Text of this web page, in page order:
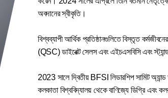
অবদানের স্বীকৃতি।
বিশ্বব্যাপী আর্থিক প্রতিষ্ঠানগুলিতে বিস্তৃত
(QSC) ডাইরেক্ট সেলস এবং এইচএসবিসি এবং
2023 সালে দ্বিতীয় BFSI লিডারশিপ সামিট
কলকাতা বিশ্ববিদ্যালয় থেকে বাণিজ্যে ডিগ্রি এবং